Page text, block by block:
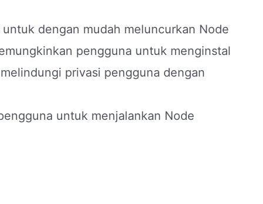
dengan mudah meluncurkan Node
pengguna untuk menginstal
privasi pengguna dengan
untuk menjalankan Node